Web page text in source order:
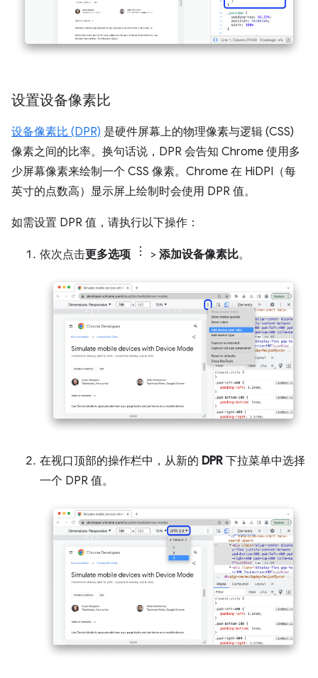
设置设备像素比
设备像素比 (DPR) 是硬件屏幕上的物理像素与逻辑 (CSS)
像素之间的比率。换句话说，DPR 会告知 Chrome 使用多
少屏幕像素来绘制一个 CSS 像素。Chrome 在 HiDPI（每
英寸的点数高）显示屏上绘制时会使用 DPR 值。
如需设置 DPR 值，请执行以下操作：
依次点击更多选项 > 添加设备像素比。
在视口顶部的操作栏中，从新的 DPR 下拉菜单中选择
一个 DPR 值。